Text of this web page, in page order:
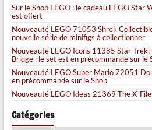
Sur le Shop LEGO : le cadeau LEGO
est offert
Nouveauté LEGO 71053 Shrek
nouvelle série de minifigs à collectionner
Nouveauté LEGO Icons 11385 Star
Bridge : le set est en précommande sur le
Nouveauté LEGO Super Mario 72051
en précommande sur le Shop
Nouveauté LEGO Ideas 21369 The X-
Catégories